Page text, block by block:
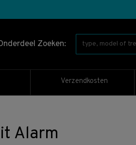
Zoeken:
Verzendkosten
Alarm